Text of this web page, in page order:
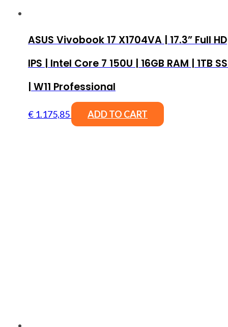
ASUS Vivobook 17 X1704VA | 17.3” Full HD
IPS | Intel Core 7 150U | 16GB RAM | 1TB
| W11 Professional
€ 1.175,85 ADD TO CART